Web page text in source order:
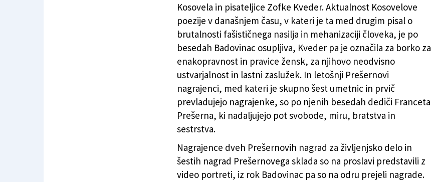
Kosovela in pisateljice Zofke Kveder. Aktualnost Kosovelove
poezije v današnjem času, v kateri je ta med drugim pisal o
brutalnosti fašističnega nasilja in mehanizaciji človeka, je po
besedah Badovinac osupljiva, Kveder pa je označila za borko za
enakopravnost in pravice žensk, za njihovo neodvisno
ustvarjalnost in lastni zaslužek. In letošnji Prešernovi
nagrajenci, med kateri je skupno šest umetnic in prvič
prevladujejo nagrajenke, so po njenih besedah dediči Franceta
Prešerna, ki nadaljujejo pot svobode, miru, bratstva in
sestrstva.
Nagrajence dveh Prešernovih nagrad za življenjsko delo in
šestih nagrad Prešernovega sklada so na proslavi predstavili z
video portreti, iz rok Badovinac pa so na odru prejeli nagrade.